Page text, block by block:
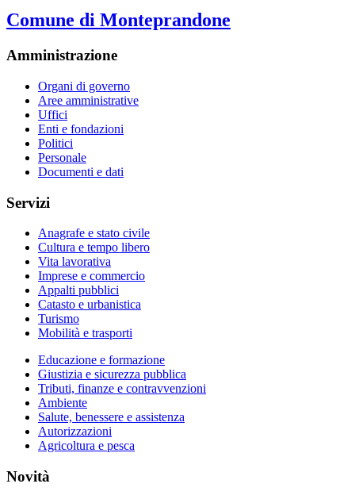
Comune di Monteprandone
Amministrazione
Organi di governo
Aree amministrative
Uffici
Enti e fondazioni
Politici
Personale
Documenti e dati
Servizi
Anagrafe e stato civile
Cultura e tempo libero
Vita lavorativa
Imprese e commercio
Appalti pubblici
Catasto e urbanistica
Turismo
Mobilità e trasporti
Educazione e formazione
Giustizia e sicurezza pubblica
Tributi, finanze e contravvenzioni
Ambiente
Salute, benessere e assistenza
Autorizzazioni
Agricoltura e pesca
Novità